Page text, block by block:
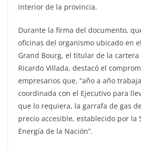
interior de la provincia.
Durante la firma del documento,
oficinas del organismo ubicado en
Grand Bourg, el titular de la cartera
Ricardo Villada, destacó el
empresarios que, “año a año
coordinada con el Ejecutivo para
que lo requiera, la garrafa de gas
precio accesible, establecido por la
Energía de la Nación”.